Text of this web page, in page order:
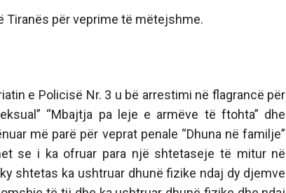
Tiranës për veprime të mëtejshme.
e Policisë Nr. 3 u bë arrestimi në flagrancë për
“Mbajtja pa leje e armëve të ftohta” dhe
më parë për veprat penale “Dhuna në familje”
se i ka ofruar para një shtetaseje të mitur në
shtetas ka ushtruar dhunë fizike ndaj dy djemve